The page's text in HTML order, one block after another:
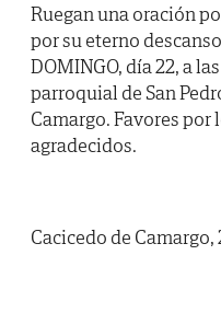
Ruegan una oración
por su eterno
DOMINGO, día 22, a
parroquial de San
Camargo. Favores por
agradecidos.
Cacicedo de